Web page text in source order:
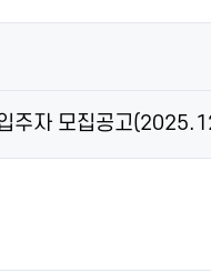
주자 모집공고